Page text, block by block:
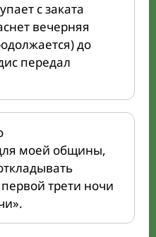
с заката
вечерняя
до
передал
моей общины,
трети ночи